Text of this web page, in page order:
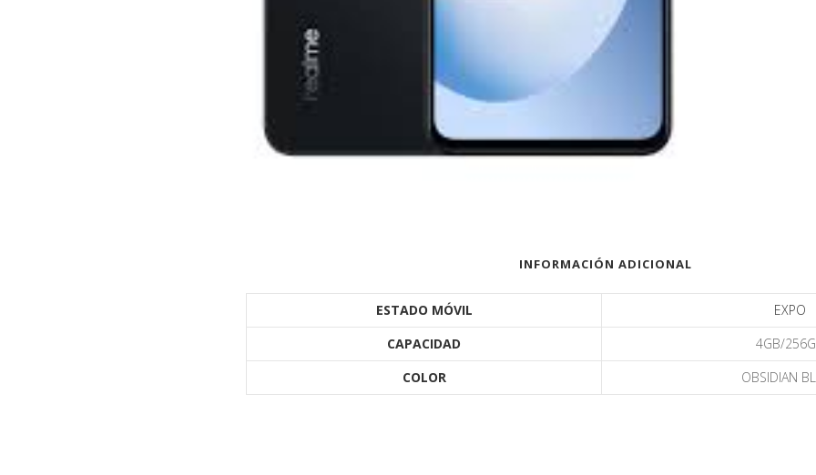
INFORMACIÓN ADICIONAL
ESTADO MÓVIL
EXPO
CAPACIDAD
4GB/
COLOR
OBSIDIAN